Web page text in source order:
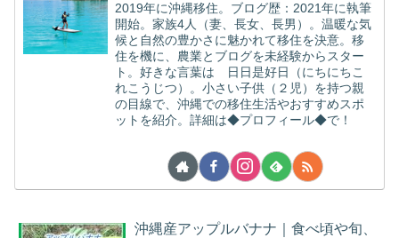
2019年に沖縄移住。ブログ歴：2021年に執筆
開始。家族4人（妻、長女、長男）。温暖な気
候と自然の豊かさに魅かれて移住を決意。移
住を機に、農業とブログを未経験からスター
ト。好きな言葉は 日日是好日（にちにちこ
れこうじつ）。小さい子供（２児）を持つ親
の目線で、沖縄での移住生活やおすすめスポ
ットを紹介。詳細は◆プロフィール◆で！
沖縄産アップルバナナ｜食べ頃や旬、